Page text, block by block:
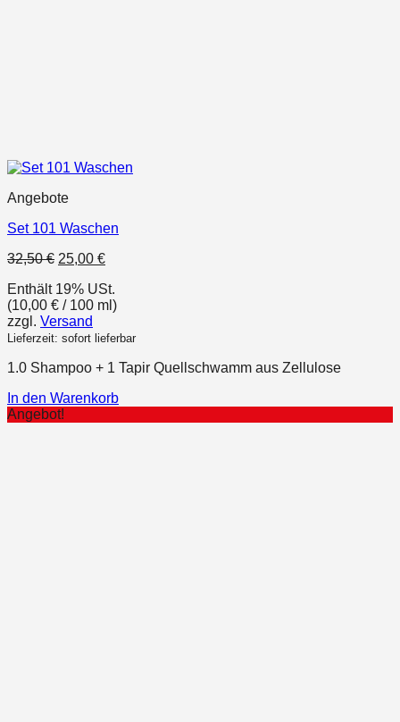
Angebote
Set 101 Waschen
32,50€ Ursprünglicher
war:
32,50 €
25,00 €Aktueller
ist:
25,00 €.
Enthält 19% USt.
(10,00 € / 100 ml)
zzgl. Versand
Lieferzeit: sofort lieferbar
1.0 Shampoo + 1 Tapir Quellschwamm aus Zellulose
In den Warenkorb
Angebot!